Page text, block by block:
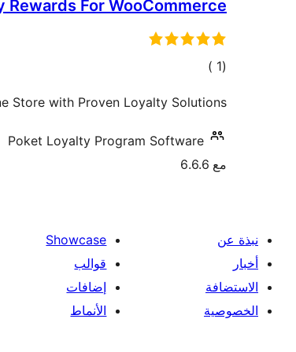
Rewards For WooCommerce
(1
إجمالي)
Store with Proven Loyalty Solutions
Poket Loyalty Program Software
مع 6.6.6
نبذة عن
أخبار
الاستضافة
الخصوصية
Showcase
قوالب
إضافات
الأنماط